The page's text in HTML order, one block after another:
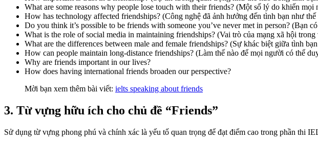
What are some reasons why people lose touch with their friends? (Một số lý do khiến
How has technology affected friendships? (Công nghệ đã ảnh hưởng đến tình bạn như thế
Do you think it’s possible to be friends with someone you’ve never met in person?
What is the role of social media in maintaining friendships? (Vai trò của mạng xã hội
What are the differences between male and female friendships? (Sự khác biệt giữa tình
How can people maintain long-distance friendships? (Làm thế nào để mọi người có thể
Why are friends important in our lives?
How does having international friends broaden our perspective?
Mời bạn xem thêm bài viết: ielts speaking about friends
3. Từ vựng hữu ích cho chủ đề “Friends”
Sử dụng từ vựng phong phú và chính xác là yếu tố quan trọng để đạt điểm cao trong phần thi